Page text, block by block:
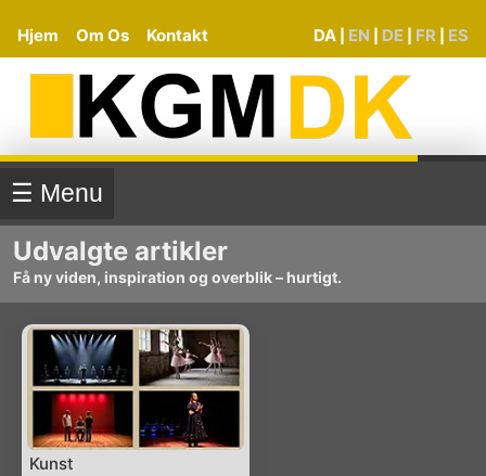
Hjem Om Os Kontakt DA EN DE FR ES
☰ Menu
Udvalgte artikler
Få ny viden, inspiration og overblik – hurtigt.
Kunst